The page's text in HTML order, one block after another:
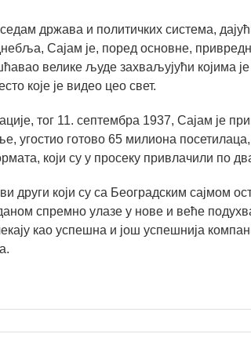
држава и политичких система,
Сајам је, поред основне,
велике људе захваљујући којима
које је видео цео свет.
тог 11. септембра 1937, Сајам је
угостио готово 65 милиона
који су у просеку привлачили по
други који су са Београдским сајмом
спремно улазе у нове и веће
као успешна и још успешнија